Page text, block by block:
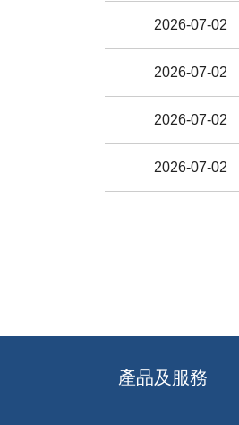
2026-07-02
2026-07-02
2026-07-02
2026-07-02
產品及服務